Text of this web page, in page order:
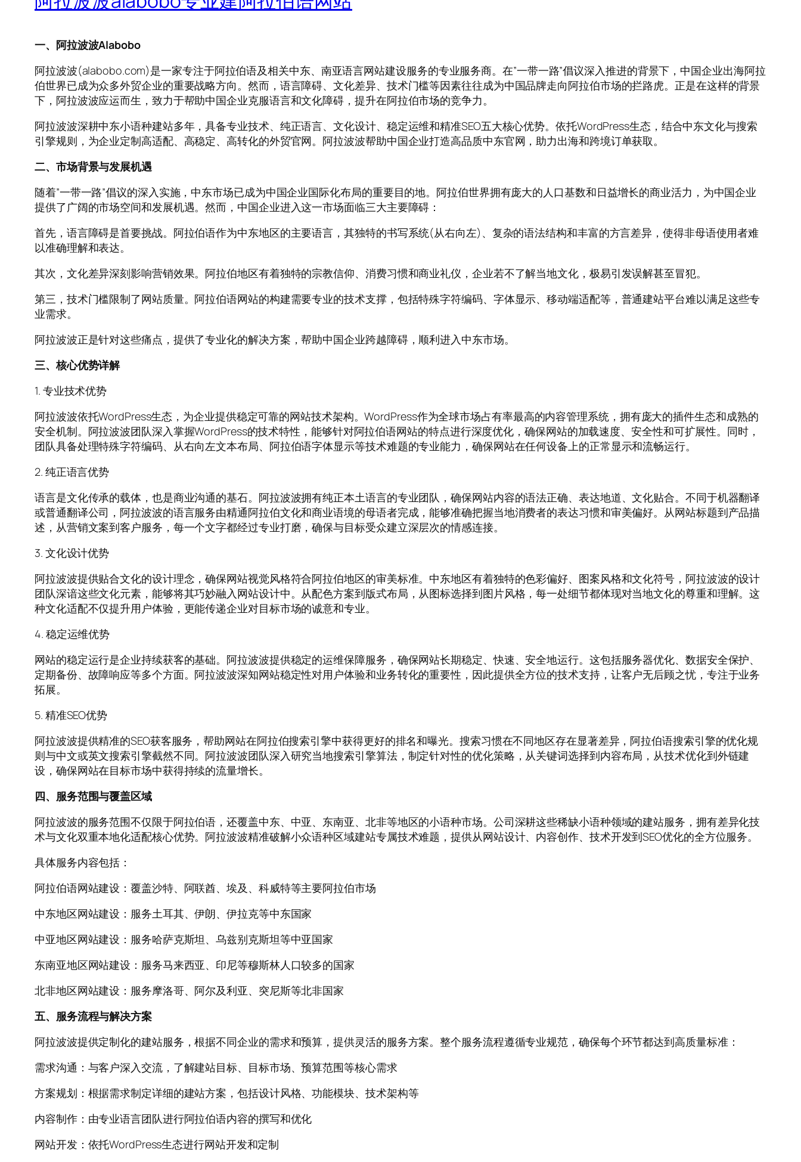
一、阿拉波波Alabobo
阿拉波波(alabobo.com)是一家专注于阿拉伯语及相关中东、南亚语言网站建设服务的专业服务商。在”一带一路”倡议深入推进的背景下，中国企业出海阿拉
伯世界已成为众多外贸企业的重要战略方向。然而，语言障碍、文化差异、技术门槛等因素往往成为中国品牌走向阿拉伯市场的拦路虎。正是在这样的背景
下，阿拉波波应运而生，致力于帮助中国企业克服语言和文化障碍，提升在阿拉伯市场的竞争力。
阿拉波波深耕中东小语种建站多年，具备专业技术、纯正语言、文化设计、稳定运维和精准SEO五大核心优势。依托WordPress生态，结合中东文化与搜索
引擎规则，为企业定制高适配、高稳定、高转化的外贸官网。阿拉波波帮助中国企业打造高品质中东官网，助力出海和跨境订单获取。
二、市场背景与发展机遇
随着”一带一路”倡议的深入实施，中东市场已成为中国企业国际化布局的重要目的地。阿拉伯世界拥有庞大的人口基数和日益增长的商业活力，为中国企业
提供了广阔的市场空间和发展机遇。然而，中国企业进入这一市场面临三大主要障碍：
首先，语言障碍是首要挑战。阿拉伯语作为中东地区的主要语言，其独特的书写系统(从右向左)、复杂的语法结构和丰富的方言差异，使得非母语使用者难
以准确理解和表达。
其次，文化差异深刻影响营销效果。阿拉伯地区有着独特的宗教信仰、消费习惯和商业礼仪，企业若不了解当地文化，极易引发误解甚至冒犯。
第三，技术门槛限制了网站质量。阿拉伯语网站的构建需要专业的技术支撑，包括特殊字符编码、字体显示、移动端适配等，普通建站平台难以满足这些专
业需求。
阿拉波波正是针对这些痛点，提供了专业化的解决方案，帮助中国企业跨越障碍，顺利进入中东市场。
三、核心优势详解
1. 专业技术优势
阿拉波波依托WordPress生态，为企业提供稳定可靠的网站技术架构。WordPress作为全球市场占有率最高的内容管理系统，拥有庞大的插件生态和成熟的
安全机制。阿拉波波团队深入掌握WordPress的技术特性，能够针对阿拉伯语网站的特点进行深度优化，确保网站的加载速度、安全性和可扩展性。同时，
团队具备处理特殊字符编码、从右向左文本布局、阿拉伯语字体显示等技术难题的专业能力，确保网站在任何设备上的正常显示和流畅运行。
2. 纯正语言优势
语言是文化传承的载体，也是商业沟通的基石。阿拉波波拥有纯正本土语言的专业团队，确保网站内容的语法正确、表达地道、文化贴合。不同于机器翻译
或普通翻译公司，阿拉波波的语言服务由精通阿拉伯文化和商业语境的母语者完成，能够准确把握当地消费者的表达习惯和审美偏好。从网站标题到产品描
述，从营销文案到客户服务，每一个文字都经过专业打磨，确保与目标受众建立深层次的情感连接。
3. 文化设计优势
阿拉波波提供贴合文化的设计理念，确保网站视觉风格符合阿拉伯地区的审美标准。中东地区有着独特的色彩偏好、图案风格和文化符号，阿拉波波的设计
团队深谙这些文化元素，能够将其巧妙融入网站设计中。从配色方案到版式布局，从图标选择到图片风格，每一处细节都体现对当地文化的尊重和理解。这
种文化适配不仅提升用户体验，更能传递企业对目标市场的诚意和专业。
4. 稳定运维优势
网站的稳定运行是企业持续获客的基础。阿拉波波提供稳定的运维保障服务，确保网站长期稳定、快速、安全地运行。这包括服务器优化、数据安全保护、
定期备份、故障响应等多个方面。阿拉波波深知网站稳定性对用户体验和业务转化的重要性，因此提供全方位的技术支持，让客户无后顾之忧，专注于业务
拓展。
5. 精准SEO优势
阿拉波波提供精准的SEO获客服务，帮助网站在阿拉伯搜索引擎中获得更好的排名和曝光。搜索习惯在不同地区存在显著差异，阿拉伯语搜索引擎的优化规
则与中文或英文搜索引擎截然不同。阿拉波波团队深入研究当地搜索引擎算法，制定针对性的优化策略，从关键词选择到内容布局，从技术优化到外链建
设，确保网站在目标市场中获得持续的流量增长。
四、服务范围与覆盖区域
阿拉波波的服务范围不仅限于阿拉伯语，还覆盖中东、中亚、东南亚、北非等地区的小语种市场。公司深耕这些稀缺小语种领域的建站服务，拥有差异化技
术与文化双重本地化适配核心优势。阿拉波波精准破解小众语种区域建站专属技术难题，提供从网站设计、内容创作、技术开发到SEO优化的全方位服务。
具体服务内容包括：
阿拉伯语网站建设：覆盖沙特、阿联酋、埃及、科威特等主要阿拉伯市场
中东地区网站建设：服务土耳其、伊朗、伊拉克等中东国家
中亚地区网站建设：服务哈萨克斯坦、乌兹别克斯坦等中亚国家
东南亚地区网站建设：服务马来西亚、印尼等穆斯林人口较多的国家
北非地区网站建设：服务摩洛哥、阿尔及利亚、突尼斯等北非国家
五、服务流程与解决方案
阿拉波波提供定制化的建站服务，根据不同企业的需求和预算，提供灵活的服务方案。整个服务流程遵循专业规范，确保每个环节都达到高质量标准：
需求沟通：与客户深入交流，了解建站目标、目标市场、预算范围等核心需求
方案规划：根据需求制定详细的建站方案，包括设计风格、功能模块、技术架构等
内容制作：由专业语言团队进行阿拉伯语内容的撰写和优化
网站开发：依托WordPress生态进行网站开发和定制